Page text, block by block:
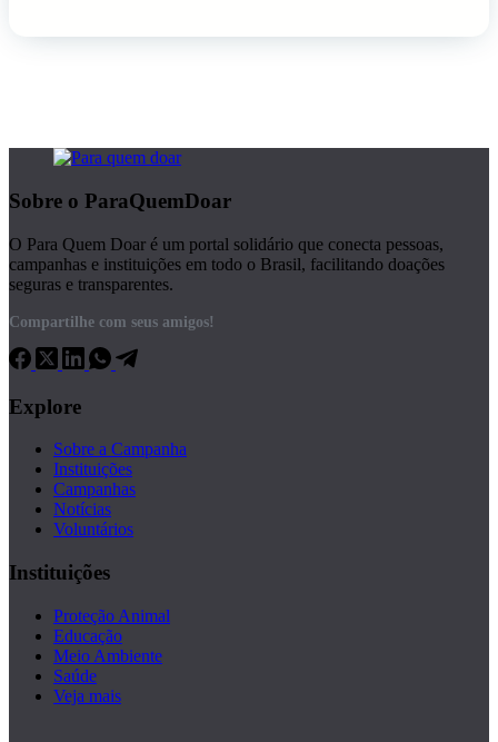
Sobre o ParaQuemDoar
O Para Quem Doar é um portal solidário que conecta pessoas,
campanhas e instituições em todo o Brasil, facilitando doações
seguras e transparentes.
Compartilhe com seus amigos!
Explore
Sobre a Campanha
Instituições
Campanhas
Notícias
Voluntários
Instituições
Proteção Animal
Educação
Meio Ambiente
Saúde
Veja mais